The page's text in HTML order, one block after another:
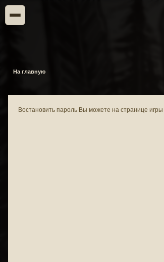
На главную
Востановить пароль Вы можете на странице игры